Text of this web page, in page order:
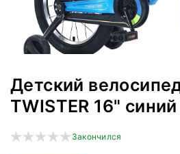
Детский
TWISTER 16" синий
Закончился